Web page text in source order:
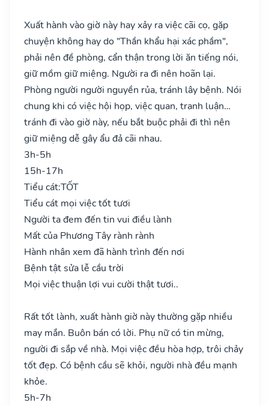
Xuất hành vào giờ này hay xảy ra việc cãi cọ, gặp
chuyện không hay do "Thần khẩu hại xác phầm",
phải nên đề phòng, cẩn thận trong lời ăn tiếng nói,
giữ mồm giữ miệng. Người ra đi nên hoãn lại.
Phòng người người nguyền rủa, tránh lây bệnh. Nói
chung khi có việc hội họp, việc quan, tranh luận…
tránh đi vào giờ này, nếu bắt buộc phải đi thì nên
giữ miệng dễ gây ẩu đả cãi nhau.
3h-5h
15h-17h
Tiểu cát:TỐT
Tiểu cát mọi việc tốt tươi
Người ta đem đến tin vui điều lành
Mất của Phương Tây rành rành
Hành nhân xem đã hành trình đến nơi
Bệnh tật sửa lễ cầu trời
Mọi việc thuận lợi vui cười thật tươi..
Rất tốt lành, xuất hành giờ này thường gặp nhiều
may mắn. Buôn bán có lời. Phụ nữ có tin mừng,
người đi sắp về nhà. Mọi việc đều hòa hợp, trôi chảy
tốt đẹp. Có bệnh cầu sẽ khỏi, người nhà đều mạnh
khỏe.
5h-7h